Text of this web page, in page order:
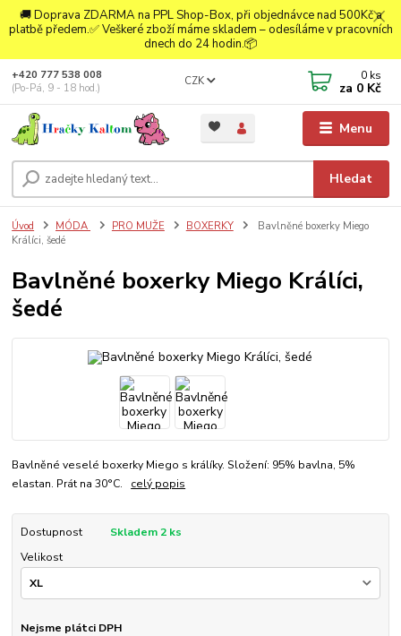
🚚 Doprava ZDARMA na PPL Shop-Box, při objednávce nad 500Kč a
platbě předem.✅ Veškeré zboží máme skladem – odesíláme v pracovních
dnech do 24 hodin.📦
Menu
CZK
Hledat
+420 777 538 008
(Po-Pá, 9 - 18 hod.)
0 ks
za 0 Kč
Úvod MÓDA PRO MUŽE BOXERKY
Bavlněné boxerky Miego
Králíci, šedé
Bavlněné boxerky Miego Králíci,
šedé
Bavlněné veselé boxerky Miego s králíky. Složení: 95% bavlna, 5%
elastan. Prát na 30°C. celý popis
Dostupnost
Skladem 2 ks
Velikost
Nejsme plátci DPH